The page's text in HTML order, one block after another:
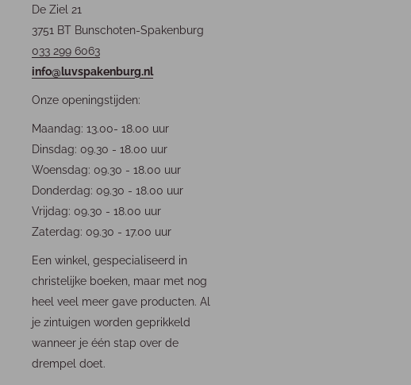
De Ziel 21
3751 BT Bunschoten-Spakenburg
033 299 6063
info@luvspakenburg.nl
Onze openingstijden:
Maandag: 13.00- 18.00 uur
Dinsdag: 09.30 - 18.00 uur
Woensdag: 09.30 - 18.00 uur
Donderdag: 09.30 - 18.00 uur
Vrijdag: 09.30 - 18.00 uur
Zaterdag: 09.30 - 17.00 uur
Een winkel, gespecialiseerd in
christelijke boeken, maar met nog
heel veel meer gave producten. Al
je zintuigen worden geprikkeld
wanneer je één stap over de
drempel doet.